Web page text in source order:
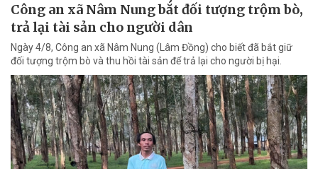
Công an xã Nâm Nung bắt đối tượng trộm bò,
trả lại tài sản cho người dân
Ngày 4/8, Công an xã Nâm Nung (Lâm Đồng) cho biết đã bắt giữ
đối tượng trộm bò và thu hồi tài sản để trả lại cho người bị hại.